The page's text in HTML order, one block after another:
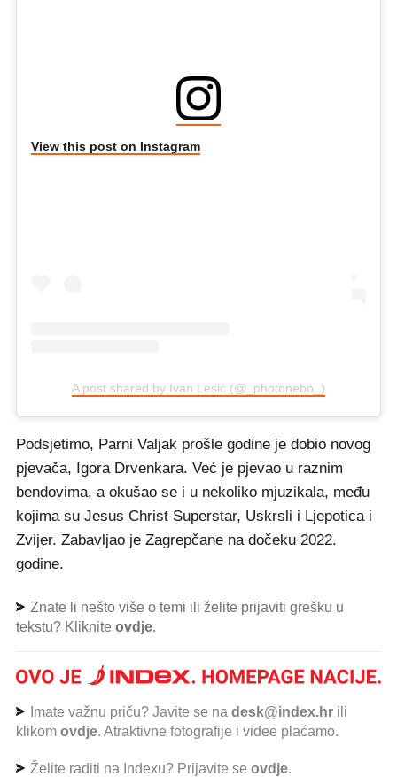
View this post on Instagram
A post shared by Ivan Lesić (@_photonebo_)
Podsjetimo, Parni Valjak prošle godine je dobio novog
pjevača, Igora Drvenkara. Već je pjevao u raznim
bendovima, a okušao se i u nekoliko mjuzikala, među
kojima su Jesus Christ Superstar, Uskrsli i Ljepotica i
Zvijer. Zabavljao je Zagrepčane na dočeku 2022.
godine.
Znate li nešto više o temi ili želite prijaviti grešku u
tekstu? Kliknite ovdje.
Imate važnu priču? Javite se na desk@index.hr ili
klikom ovdje. Atraktivne fotografije i videe plaćamo.
Želite raditi na Indexu? Prijavite se ovdje.